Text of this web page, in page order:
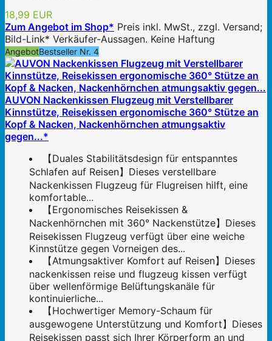
18,99 EUR
Zum Angebot im Shop* Preis inkl. MwSt., zzgl. Versand;
Bild-Link* Verkäufer-Aussagen. Keine Haftung
AngebotBestseller Nr. 4
AUVON Nackenkissen Flugzeug mit Verstellbarer
Kinnstütze, Reisekissen ergonomische 360° Stütze an
Kopf & Nacken, Nackenhörnchen atmungsaktiv
gegen...*
【Duales Stabilitätsdesign für entspanntes
Schlafen auf Reisen】Dieses verstellbare
Nackenkissen Flugzeug für Flugreisen hilft, eine
komfortable...
【Ergonomisches Reisekissen &
Nackenhörnchen mit 360° Nackenstütze】Dieses
Reisekissen Flugzeug verfügt über eine weiche
Kinnstütze gegen Vorneigen des...
【Atmungsaktiver Komfort auf Reisen】Dieses
nackenkissen reise und flugzeug kissen verfügt
über wellenförmige Belüftungskanäle für
kontinuierliche...
【Hochwertiger Memory-Schaum für
ausgewogene Unterstützung und Komfort】Dieses
Reisekissen passt sich Ihrer Körperform an und